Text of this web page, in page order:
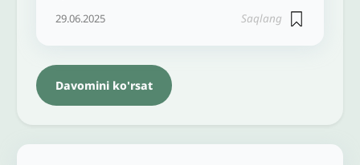
29.06.2025 Saqlang
Davomini ko'rsat